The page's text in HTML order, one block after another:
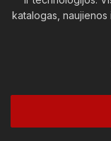
katalogas,